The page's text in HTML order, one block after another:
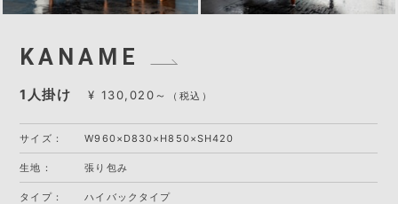
KANAME
1人掛け ¥ 130,020～ （税込）
サイズ： W960×D830×H850×SH420
生地： 張り包み
タイプ： ハイバックタイプ